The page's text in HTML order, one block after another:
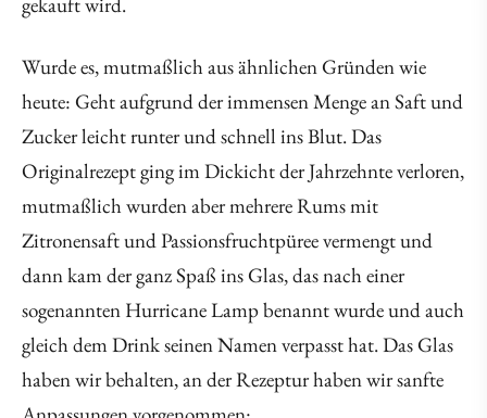
Wurde es, mutmaßlich aus ähnlichen Gründen wie
heute: Geht aufgrund der immensen Menge an Saft und
Zucker leicht runter und schnell ins Blut. Das
Originalrezept ging im Dickicht der Jahrzehnte verloren,
mutmaßlich wurden aber mehrere Rums mit
Zitronensaft und Passionsfruchtpüree vermengt und
dann kam der ganz Spaß ins Glas, das nach einer
sogenannten Hurricane Lamp benannt wurde und auch
gleich dem Drink seinen Namen verpasst hat. Das Glas
haben wir behalten, an der Rezeptur haben wir sanfte